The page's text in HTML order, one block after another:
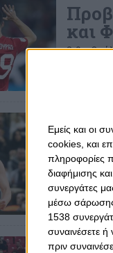
Εμείς και οι
cookies, και
πληροφορίες
διαφήμισης
συνεργάτες
μέσω σάρωσης
1538
συναινέσετε
πριν
και
2-0 ο
Με...
Ο
με στόχο
Κυριακή,